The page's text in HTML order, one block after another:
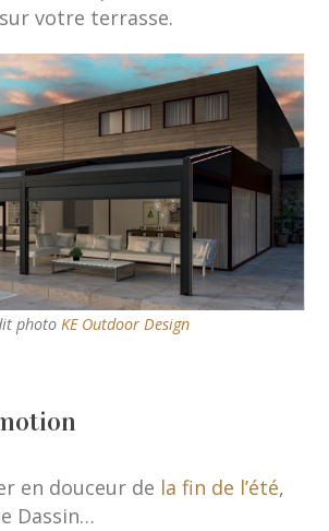
votre terrasse.
photoKE Outdoor Design
en douceur de la fin de l’été,
Dassin…